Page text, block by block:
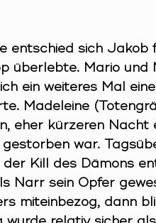
entschied sich Jakob
überlebte. Mario und
ein weiteres Mal eine
Madeleine
eher kürzeren Nacht
war.
Kill des Dämons
Narr sein Opfer
miteinbezog, dann